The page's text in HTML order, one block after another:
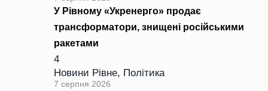
У Рівному «Укренерго» продає
трансформатори, знищені російськими
ракетами
4
Новини Рівне, Політика
7 серпня 2026